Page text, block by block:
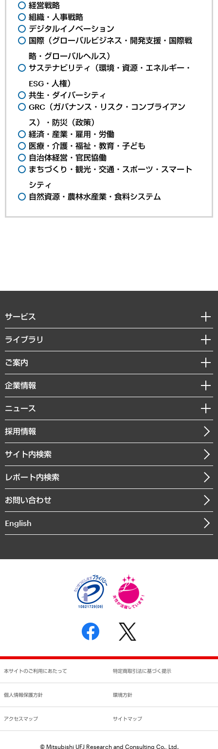
経営戦略
組織・人事戦略
デジタルイノベーション
国際（グローバルビジネス・開発支援・国際戦
略・グローバルヘルス）
サステナビリティ（環境・資源・エネルギー・
ESG・人権）
共生・ダイバーシティ
GRC（ガバナンス・リスク・コンプライアン
ス）・防災（政策）
経済・産業・雇用・労働
医療・介護・福祉・教育・子ども
自治体経営・官民協働
まちづくり・観光・交通・スポーツ・スマート
シティ
自然資源・農林水産業・食料システム
サービス
経営戦略
組織・人事戦略
デジタルイノベーション
共生・ダイバーシティ
GRC（ガバナンス・リスク・コンプライアンス）・防災（政策）
経済・産業・雇用・労働
まちづくり・観光・交通・スポーツ・スマートシティ
自然資源・農林水産業・食料システム
ライブラリ
経済調査
レポート
コラム
経営用語集
受託・受注実績（官公庁関連）
メディア掲載・出演
ご案内
セミナー・イベント情報
MUFGビジネスセミナー
受託案件情報
企業情報
私たちの想い
社長メッセージ
会社概要
沿革
組織図・本部部室紹介
インドネシア現地法人
個人情報保護方針
反社会的勢力に対する基本方針
書面による個人情報の開示等の請求の手続きについて
ニュース
ニュースリリース
お知らせ
採用情報
サイト内検索
レポート内検索
お問い合わせ
English
本サイトのご利用にあたって 特定商取引法に基づく提示
個人情報保護方針 環境方針
アクセスマップ サイトマップ
© Mitsubishi UFJ Research and Consulting Co., Ltd.